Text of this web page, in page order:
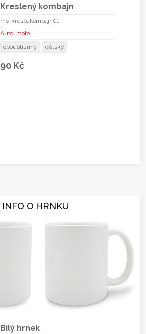
Kreslený kombajn
ms-kresbakombajn01
Auto, moto
oboustranný dětský
90 Kč
INFO O HRNKU
Bílý hrnek